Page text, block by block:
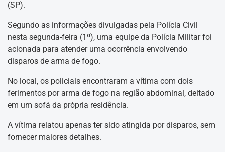
(SP).
Segundo as informações divulgadas pela Polícia Civil
nesta segunda-feira (1º), uma equipe da Polícia Militar foi
acionada para atender uma ocorrência envolvendo
disparos de arma de fogo.
No local, os policiais encontraram a vítima com dois
ferimentos por arma de fogo na região abdominal, deitado
em um sofá da própria residência.
A vítima relatou apenas ter sido atingida por disparos, sem
fornecer maiores detalhes.